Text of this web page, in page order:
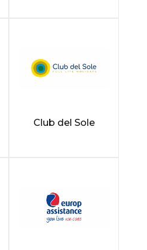
Club del Sole